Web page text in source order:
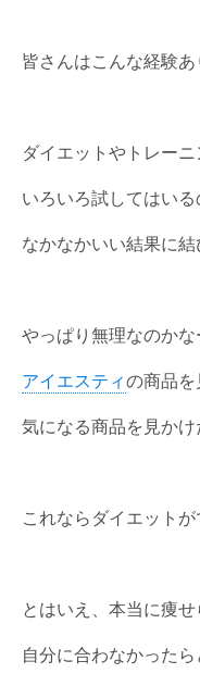
皆さんはこんな経験あ
ダイエットやトレー
いろいろ試してはい
なかなかいい結果に結
やっぱり無理なのか
アイエスティの商品を
気になる商品を見かけ
これならダイエットが
とはいえ、本当に痩
自分に合わなかったら